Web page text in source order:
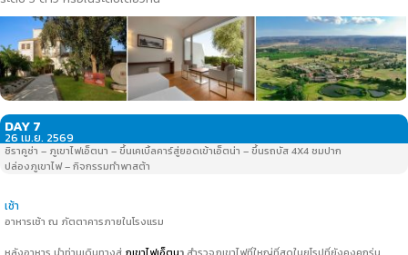
DAY 7
26 เม.ย. 2569
ซิราคูซ่า – ภูเขาไฟเอ็ตนา – ขึ้นเคเบิ้ลคาร์สู่ยอดเข้าเอ็ตน่า – ขึ้นรถบัส 4X4 ชมปาก
ปล่องภูเขาไฟ – กิจกรรมทำพาสต้า
เช้า
อาหารเช้า ณ ภัตตาคารภายในโรงแรม
หลังอาหาร นำท่านเดินทางสู่ ภูเขาไฟเอ็ตนา สำรวจภูเขาไฟที่ใหญ่ที่สุดในยุโรปที่ยังคงคุกรุ่น